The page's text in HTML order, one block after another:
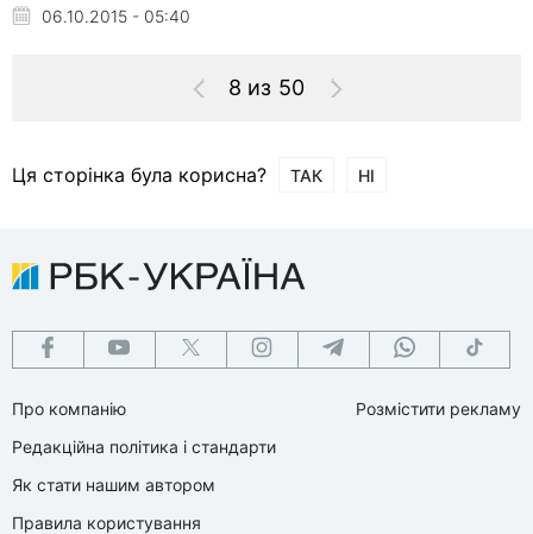
06.10.2015 - 05:40
8 из 50
Ця сторінка була корисна? ТАК НІ
Про компанію
Редакційна політика і стандарти
Як стати нашим автором
Правила користування
Розмістити рекламу